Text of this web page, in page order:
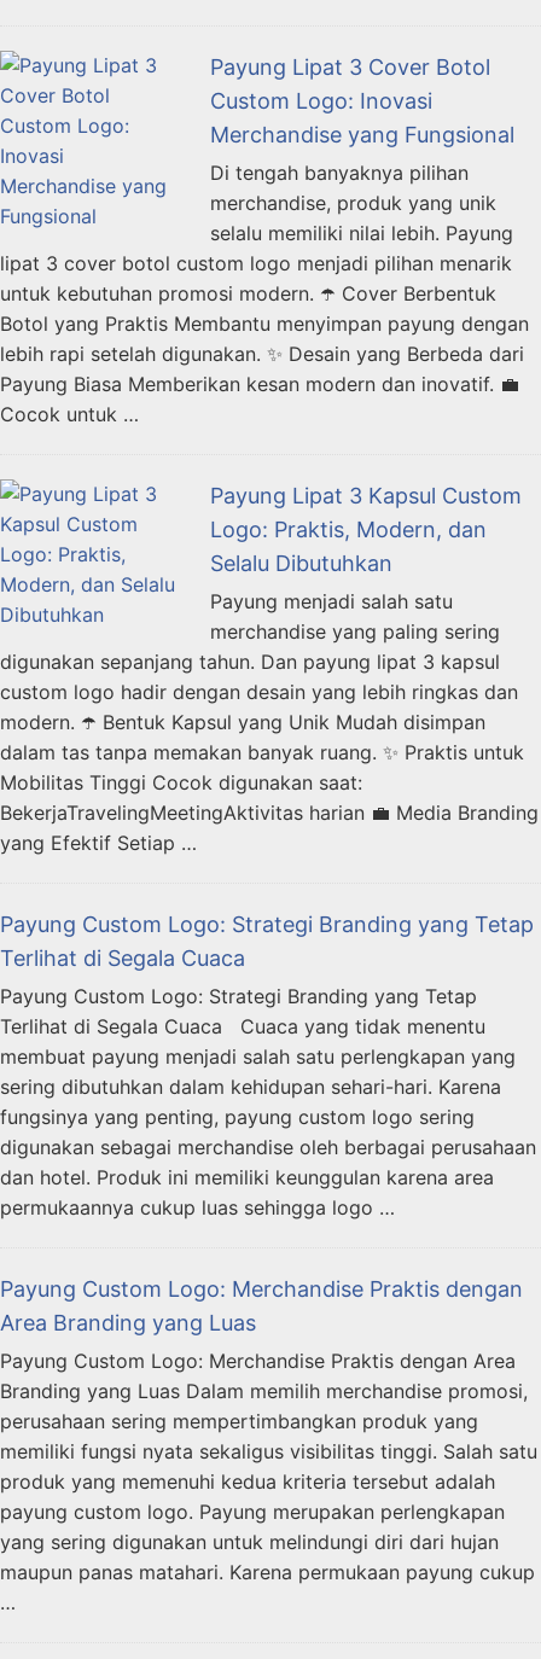
Payung Lipat 3 Cover Botol
Custom Logo: Inovasi
Merchandise yang Fungsional
Di tengah banyaknya pilihan
merchandise, produk yang unik
selalu memiliki nilai lebih. Payung
lipat 3 cover botol custom logo menjadi pilihan menarik
untuk kebutuhan promosi modern. ☂️ Cover Berbentuk
Botol yang Praktis Membantu menyimpan payung dengan
lebih rapi setelah digunakan. ✨ Desain yang Berbeda dari
Payung Biasa Memberikan kesan modern dan inovatif. 💼
Cocok untuk …
Payung Lipat 3 Kapsul Custom
Logo: Praktis, Modern, dan
Selalu Dibutuhkan
Payung menjadi salah satu
merchandise yang paling sering
digunakan sepanjang tahun. Dan payung lipat 3 kapsul
custom logo hadir dengan desain yang lebih ringkas dan
modern. ☂️ Bentuk Kapsul yang Unik Mudah disimpan
dalam tas tanpa memakan banyak ruang. ✨ Praktis untuk
Mobilitas Tinggi Cocok digunakan saat:
BekerjaTravelingMeetingAktivitas harian 💼 Media Branding
yang Efektif Setiap …
Payung Custom Logo: Strategi Branding yang Tetap
Terlihat di Segala Cuaca
Payung Custom Logo: Strategi Branding yang Tetap
Terlihat di Segala Cuaca Cuaca yang tidak menentu
membuat payung menjadi salah satu perlengkapan yang
sering dibutuhkan dalam kehidupan sehari-hari. Karena
fungsinya yang penting, payung custom logo sering
digunakan sebagai merchandise oleh berbagai perusahaan
dan hotel. Produk ini memiliki keunggulan karena area
permukaannya cukup luas sehingga logo …
Payung Custom Logo: Merchandise Praktis dengan
Area Branding yang Luas
Payung Custom Logo: Merchandise Praktis dengan Area
Branding yang Luas Dalam memilih merchandise promosi,
perusahaan sering mempertimbangkan produk yang
memiliki fungsi nyata sekaligus visibilitas tinggi. Salah satu
produk yang memenuhi kedua kriteria tersebut adalah
payung custom logo. Payung merupakan perlengkapan
yang sering digunakan untuk melindungi diri dari hujan
maupun panas matahari. Karena permukaan payung cukup
…